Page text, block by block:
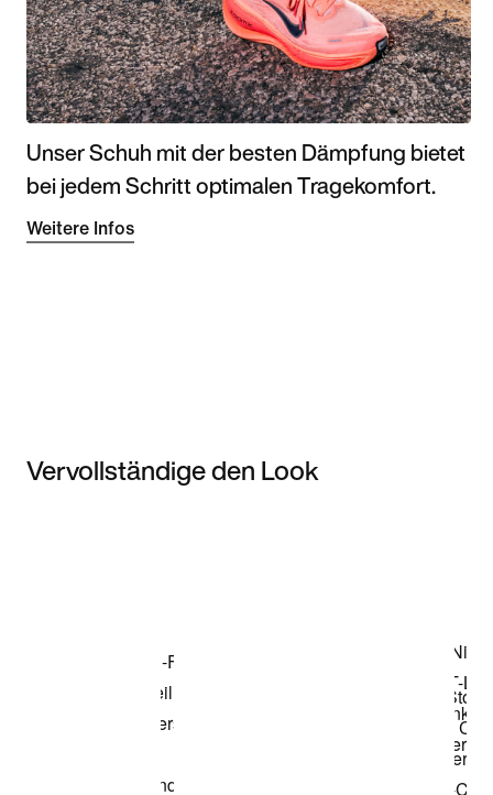
Unser Schuh mit der besten Dämpfung bietet
bei jedem Schritt optimalen Tragekomfort.
Weitere Infos
Vervollständige den Look